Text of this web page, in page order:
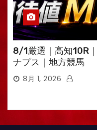
8/1厳選｜高知10R
ナプス｜地方競馬
8月 1, 2026